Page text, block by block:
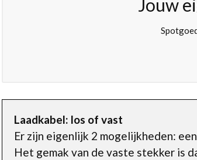
Jouw
Laadkabel: los of vast
Er zijn eigenlijk 2 mogelijkheden:
Het gemak van de vaste stekker is